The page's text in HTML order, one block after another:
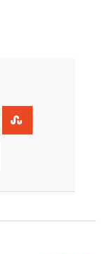
Whatsapp